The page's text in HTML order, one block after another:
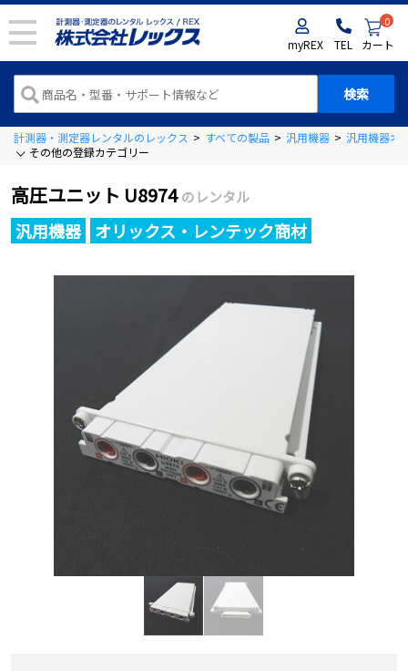
myREX TEL
0
カート
計測器・測定器レンタルのレックス > すべての製品 > 汎用機器 > 汎用機器オ
その他の登録カテゴリー
高圧ユニット U8974 のレンタル
汎用機器 オリックス・レンテック商材